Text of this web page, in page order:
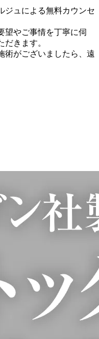
ジュによる無料カウンセ
望やご事情を丁寧に伺
きます。
術がございましたら、遠